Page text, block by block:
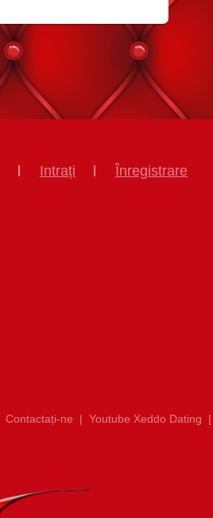
Intrați Înregistrare
Contactați-ne | Youtube Xeddo Dating |